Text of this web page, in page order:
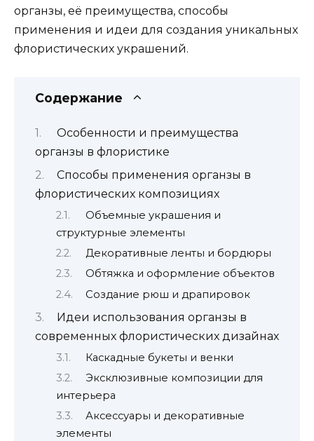
органзы, её преимущества, способы
применения и идеи для создания уникальных
флористических украшений.
Содержание
Особенности и преимущества
органзы в флористике
Способы применения органзы в
флористических композициях
Объемные украшения и
структурные элементы
Декоративные ленты и бордюры
Обтяжка и оформление объектов
Создание рюш и драпировок
Идеи использования органзы в
современных флористических дизайнах
Каскадные букеты и венки
Эксклюзивные композиции для
интерьера
Аксессуары и декоративные
элементы